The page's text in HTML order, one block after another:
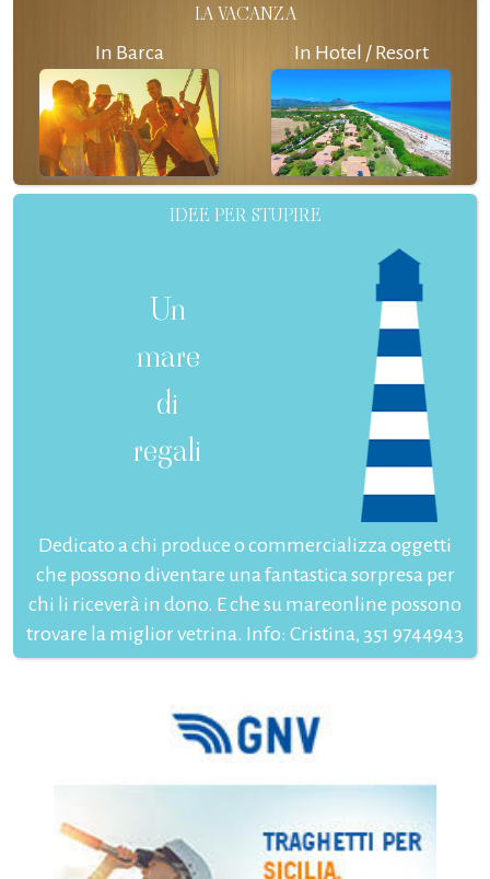
LA VACANZA
In Barca In Hotel / Resort
IDEE PER STUPIRE
Un
mare
di
regali
Dedicato a chi produce o commercializza oggetti
che possono diventare una fantastica sorpresa per
chi li riceverà in dono. E che su mareonline possono
trovare la miglior vetrina. Info: Cristina, 351 9744943